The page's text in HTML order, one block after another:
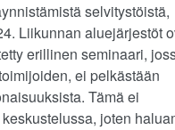
selvitystöistä,
Liikunnan aluejärjestöt
erillinen seminaari,
ei pelkästään
Tämä ei
joten